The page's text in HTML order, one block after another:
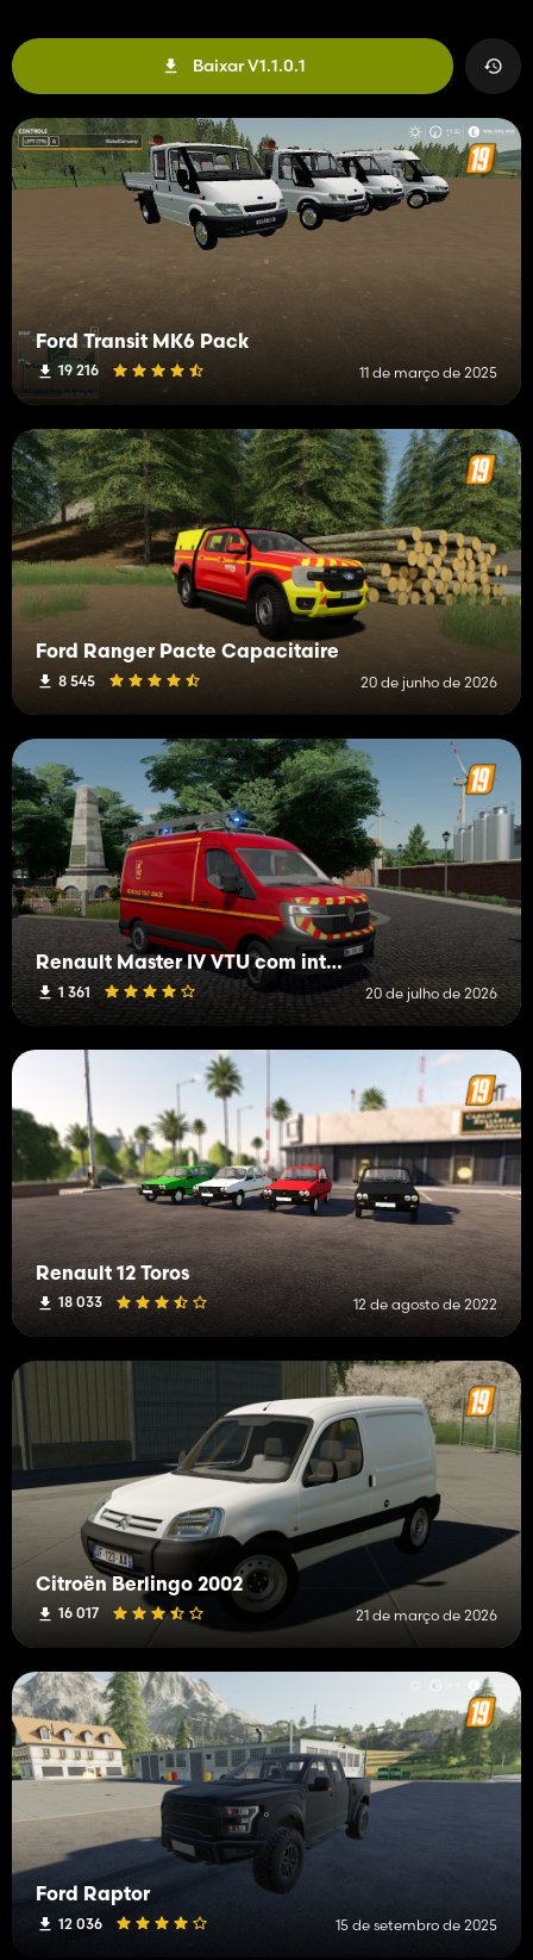
Baixar V1.1.0.1
Ford Transit MK6 Pack
19 216 11 de março de 2025
Ford Ranger Pacte Capacitaire
8 545 20 de junho de 2026
Renault Master IV VTU com interior
1 361 20 de julho de 2026
Renault 12 Toros
18 033 12 de agosto de 2022
Citroën Berlingo 2002
16 017 21 de março de 2026
Ford Raptor
12 036 15 de setembro de 2025